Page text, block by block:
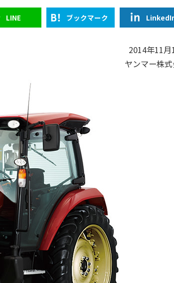
LINE ブックマーク
2014年11月
ヤンマー株